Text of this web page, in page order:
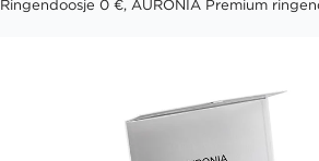
Ringendoosje 0 €, AURONIA Premium